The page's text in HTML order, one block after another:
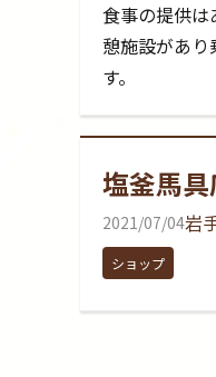
食事の提供は
憩施設があ
す。
塩釜馬具
2021/07/04岩
ショップ